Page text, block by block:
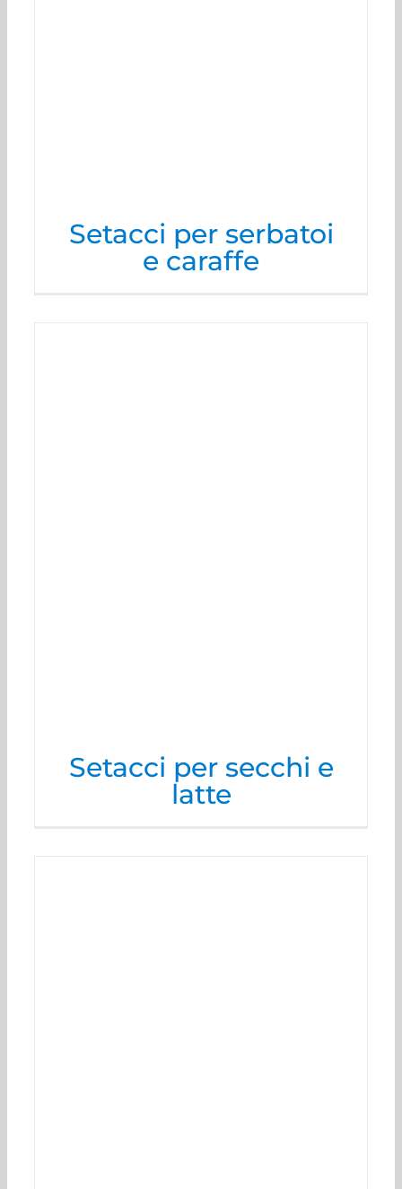
Setacci per serbatoi
e caraffe
Setacci per secchi e
latte